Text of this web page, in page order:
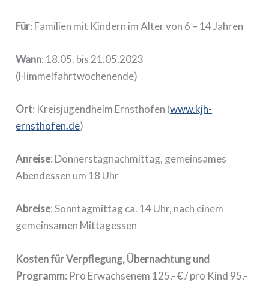
Für: Familien mit Kindern im Alter von 6 – 14 Jahren
Wann: 18.05. bis 21.05.2023
(Himmelfahrtwochenende)
Ort: Kreisjugendheim Ernsthofen (www.kjh-
ernsthofen.de)
Anreise: Donnerstagnachmittag, gemeinsames
Abendessen um 18 Uhr
Abreise: Sonntagmittag ca. 14 Uhr, nach einem
gemeinsamen Mittagessen
Kosten für Verpflegung, Übernachtung und
Programm: Pro Erwachsenem 125,- € / pro Kind 95,-